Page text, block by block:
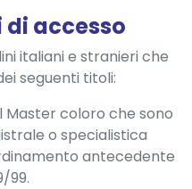
accesso
italiani e stranieri che
seguenti titoli:
Master coloro che sono
o specialistica
antecedente
99.